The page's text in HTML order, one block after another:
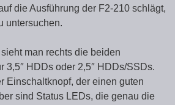
die Ausführung der F2-210 schlägt,
untersuchen.
man rechts die beiden
3,5″ HDDs oder 2,5″ HDDs/SSDs.
Einschaltknopf, der einen guten
sind Status LEDs, die genau die